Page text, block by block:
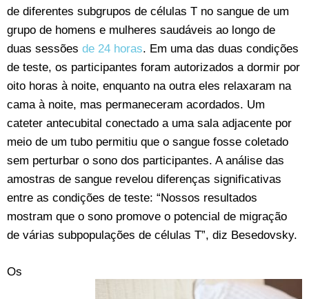
de diferentes subgrupos de células T no sangue de um
grupo de homens e mulheres saudáveis ao longo de
duas sessões de 24 horas. Em uma das duas condições
de teste, os participantes foram autorizados a dormir por
oito horas à noite, enquanto na outra eles relaxaram na
cama à noite, mas permaneceram acordados. Um
cateter antecubital conectado a uma sala adjacente por
meio de um tubo permitiu que o sangue fosse coletado
sem perturbar o sono dos participantes. A análise das
amostras de sangue revelou diferenças significativas
entre as condições de teste: “Nossos resultados
mostram que o sono promove o potencial de migração
de várias subpopulações de células T”, diz Besedovsky.
Os